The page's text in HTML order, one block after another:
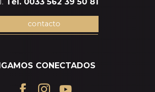
contacto
CONECTADOS